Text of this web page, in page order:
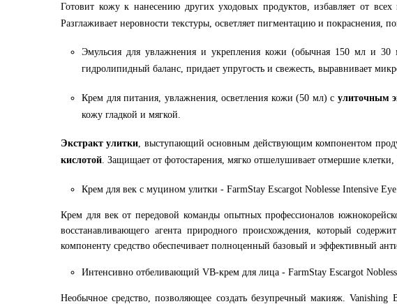
Готовит кожу к нанесению других уходовых продуктов, избавляет от
Разглаживает неровности текстуры, осветляет пигментацию и покраснения,
Эмульсия для увлажнения и укрепления кожи (обычная 150 мл и 30
гидролипидный баланс, придает упругость и свежесть, выравнивает
Крем для питания, увлажнения, осветления кожи (50 мл) с улиточным
кожу гладкой и мягкой.
Экстракт улитки , выступающий основным действующим компонентом
кислотой . Защищает от фотостарения, мягко отшелушивает отмершие клетки,
Крем для век с муцином улитки - FarmStay Escargot Noblesse Intensive Eye
Крем для век от передовой команды опытных профессионалов
восстанавливающего агента природного происхождения, который
компоненту средство обеспечивает полноценный базовый и эффективный
Интенсивно отбеливающий VB-крем для лица - FarmStay Escargot
Необычное средство, позволяющее создать безупречный макияж.